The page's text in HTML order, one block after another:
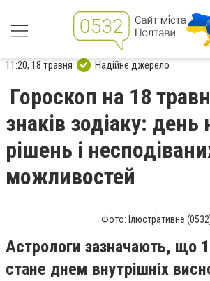
11:20, 18 травня Надійне джерело
Гороскоп на 18
знаків зодіаку: день
рішень і
можливостей
Фото: Ілюстративне
Астрологи зазначають, що
стане днем внутрішніх